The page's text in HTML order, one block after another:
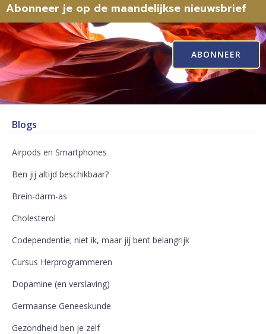
Abonneer je op de maandelijkse nieuwsbrief
ABONNEER
Blogs
Airpods en Smartphones
Ben jij altijd beschikbaar?
Brein-darm-as
Cholesterol
Codependentie; niet ik, maar jij bent belangrijk
Cursus Herprogrammeren
Dopamine (en verslaving)
Germaanse Geneeskunde
Gezondheid ben je zelf